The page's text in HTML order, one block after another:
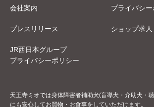
会社案内 プライバシ
プレスリリース ショップ求人
JR西日本グループ
プライバシーポリシー
天王寺ミオでは身体障害者補助犬(盲導犬・介助犬・
にも安心してお買物・お食事をしていただけます。